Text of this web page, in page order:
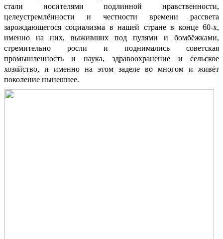
стали носителями подлинной нравственности,
целеустремлённости и честности времени рассвета
зарождающегося социализма в нашей стране в конце 60-х,
именно на них, выживших под пулями и бомбёжками,
стремительно росли и поднимались советская
промышленность и наука, здравоохранение и сельское
хозяйство, и именно на этом заделе во многом и живёт
поколение нынешнее.